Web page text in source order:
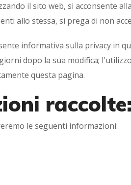
il sito web, si acconsente
allo stessa, si prega di non
informativa sulla privacy in
dopo la sua modifica;
questa pagina.
raccolte:
le seguenti informazioni: